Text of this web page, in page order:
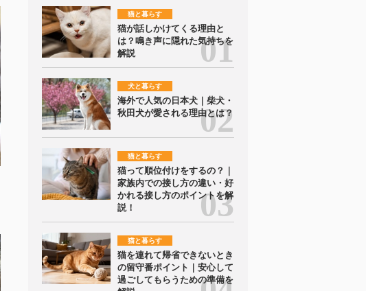
猫と暮らす
猫が話しかけてくる理由と
は？鳴き声に隠れた気持ちを
解説
犬と暮らす
海外で人気の日本犬｜柴犬・
秋田犬が愛される理由とは？
猫と暮らす
猫って順位付けをするの？｜
家族内での接し方の違い・好
かれる接し方のポイントを解
説！
猫と暮らす
猫を連れて帰省できないとき
の留守番ポイント｜安心して
過ごしてもらうための準備を